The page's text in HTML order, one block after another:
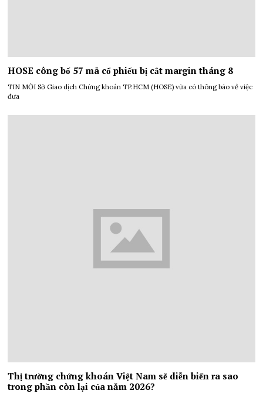
HOSE công bố 57 mã cổ phiếu bị cắt margin tháng 8
TIN MỚI Sở Giao dịch Chứng khoán TP.HCM (HOSE) vừa có thông báo về việc
đưa
Thị trường chứng khoán Việt Nam sẽ diễn biến ra sao
trong phần còn lại của năm 2026?